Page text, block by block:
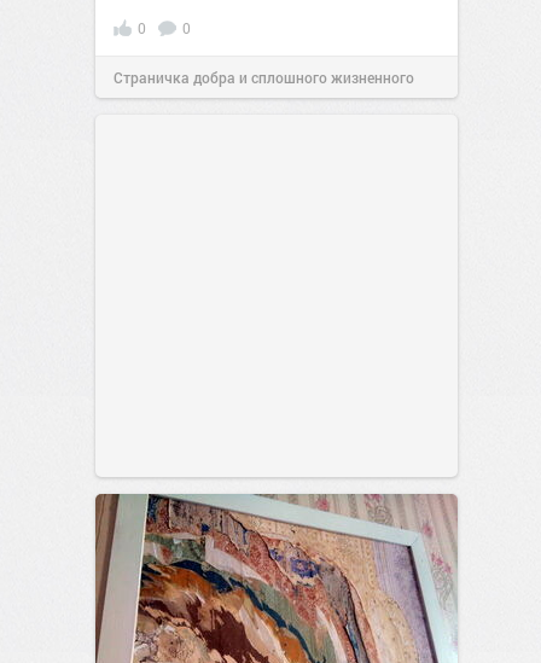
0 0
Страничка добра и сплошного жизненного